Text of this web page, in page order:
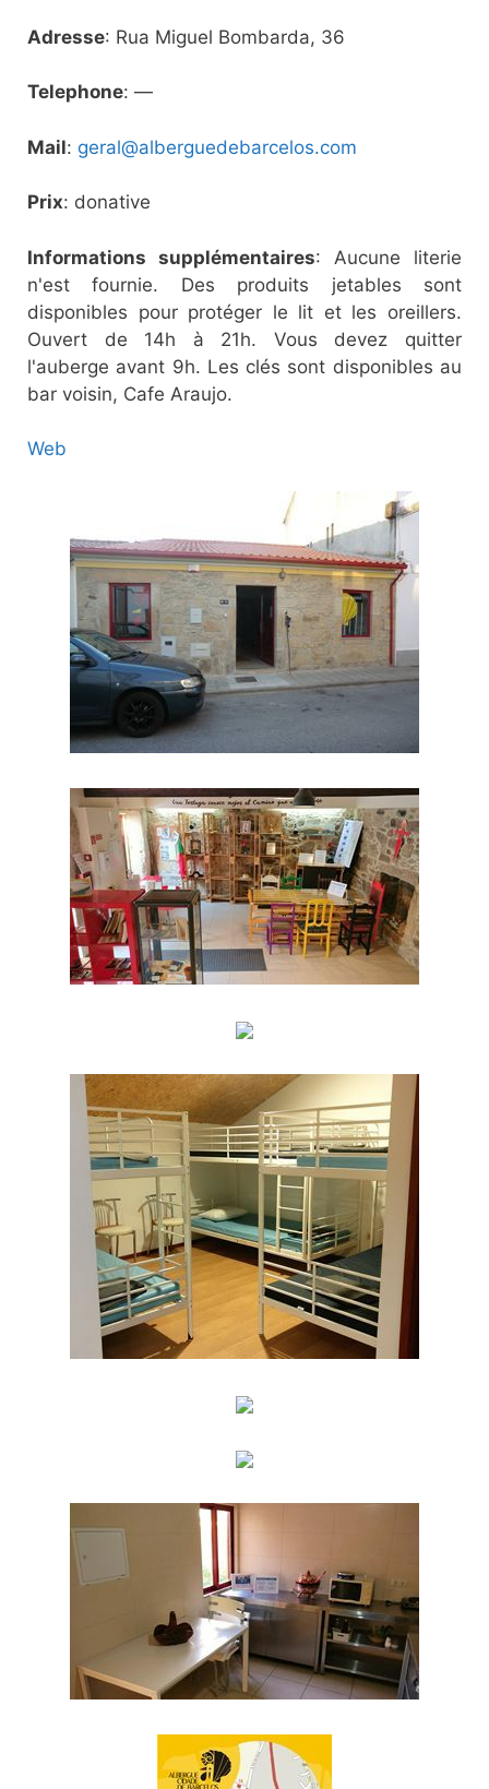
Adresse: Rua Miguel Bombarda, 36
Telephone: —
Mail: geral@alberguedebarcelos.com
Prix: donative
Informations supplémentaires: Aucune literie
n'est fournie. Des produits jetables sont
disponibles pour protéger le lit et les oreillers.
Ouvert de 14h à 21h. Vous devez quitter
l'auberge avant 9h. Les clés sont disponibles au
bar voisin, Cafe Araujo.
Web